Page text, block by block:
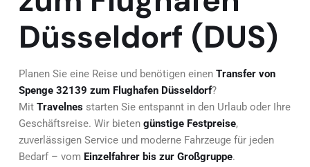
Düsseldorf (DUS)
Planen Sie eine Reise und benötigen einen Transfer von
Spenge 32139 zum Flughafen Düsseldorf?
Mit Travelnes starten Sie entspannt in den Urlaub oder Ihre
Geschäftsreise. Wir bieten günstige Festpreise,
zuverlässigen Service und moderne Fahrzeuge für jeden
Bedarf – vom Einzelfahrer bis zur Großgruppe.